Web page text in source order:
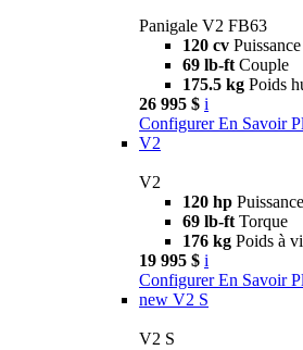
Panigale V2 FB63
120 cv Puissance
69 lb-ft Couple
175.5 kg Poids
26 995 $ i
Configurer En Savoir
V2
V2
120 hp Puissance
69 lb-ft Torque
176 kg Poids à
19 995 $ i
Configurer En Savoir
new V2 S
V2 S